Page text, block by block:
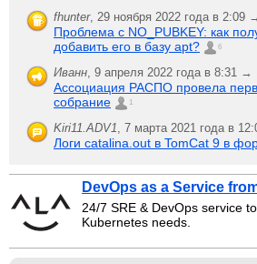
fhunter, 29 ноября 2022 года в 2:09
Проблема с NO_PUBKEY: как
добавить его в базу apt?
6
Иванн, 9 апреля 2022 года в 8:31 →
Ассоциация РАСПО провела
собрание
1
Kiri11.ADV1, 7 марта 2021 года в
Логи catalina.out в TomCat 9 в
DevOps as a Service
24/7 SRE & DevOps service
Kubernetes needs.